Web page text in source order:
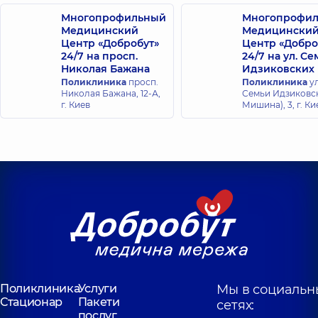
Заяц Наталья
Юрьевна
Рентгенолог,21 лет
опыта
Ковальский
Владимир
Александрович
Рентгенолог,
Рентгенолог,
Николенко
Рентгенолог,13 лет
Рязанцев
Богдан
Анатольевич
Рентгенолог,
Семененко
Валерия
Валериевна
Рентгенолог,
лет опыта
Шпиро Мария
Корнеева
Анастасия
Многопрофильный
Медицинский
Центр «Добробут»
24/7 на просп.
Николая Бажана
Поликлиника просп.
Николая Бажана, 12-А,
г. Киев
Центр
24/7 на ул.
Идзиковских
Поликлиника
Семьи
Мишина), 3, г.
ПоликлиникаУслуги
Стационар
Пакети
Мы в
сетях: